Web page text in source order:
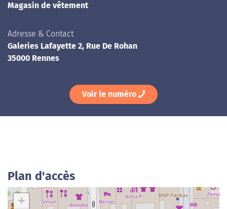
Magasin de vêtement
Adresse & Contact
Galeries Lafayette 2, Rue De Rohan
35000 Rennes
Voir le numéro
Plan d'accès
+